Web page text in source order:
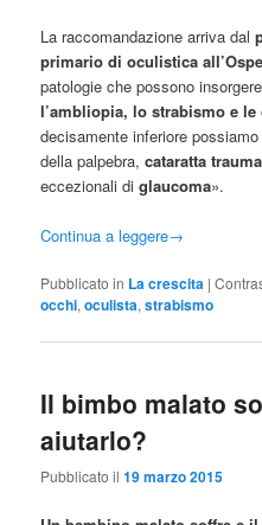
La raccomandazione arriva dal
primario di oculistica
patologie che possono
l’ambliopia, lo strabismo e
decisamente inferiore
della palpebra,cataratta
eccezionali diglaucoma».
Continua a leggere→
Pubblicato in La crescita |
occhi,oculista,strabismo
Il bimbo malato
aiutarlo?
Pubblicato il19 marzo 2015